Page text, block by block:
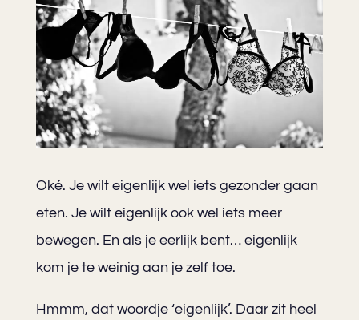
Oké. Je wilt eigenlijk wel iets gezonder gaan
eten. Je wilt eigenlijk ook wel iets meer
bewegen. En als je eerlijk bent… eigenlijk
kom je te weinig aan je zelf toe.
Hmmm, dat woordje ‘eigenlijk’. Daar zit heel